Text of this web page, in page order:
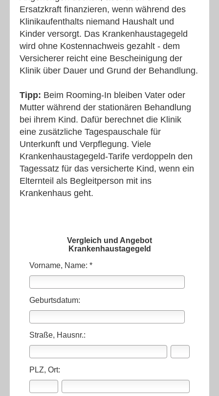
Ersatzkraft finanzieren, wenn während des
Klinikaufenthalts niemand Haushalt und
Kinder versorgt. Das Krankenhaustagegeld
wird ohne Kostennachweis gezahlt - dem
Versicherer reicht eine Bescheinigung der
Klinik über Dauer und Grund der Behandlung.
Tipp: Beim Rooming-In bleiben Vater oder
Mutter während der stationären Behandlung
bei ihrem Kind. Dafür berechnet die Klinik
eine zusätzliche Tagespauschale für
Unterkunft und Verpflegung. Viele
Krankenhaustagegeld-Tarife verdoppeln den
Tagessatz für das versicherte Kind, wenn ein
Elternteil als Begleitperson mit ins
Krankenhaus geht.
Vergleich und Angebot
Krankenhaustagegeld
Vorname, Name: *
Geburtsdatum:
Straße, Hausnr.:
PLZ, Ort: